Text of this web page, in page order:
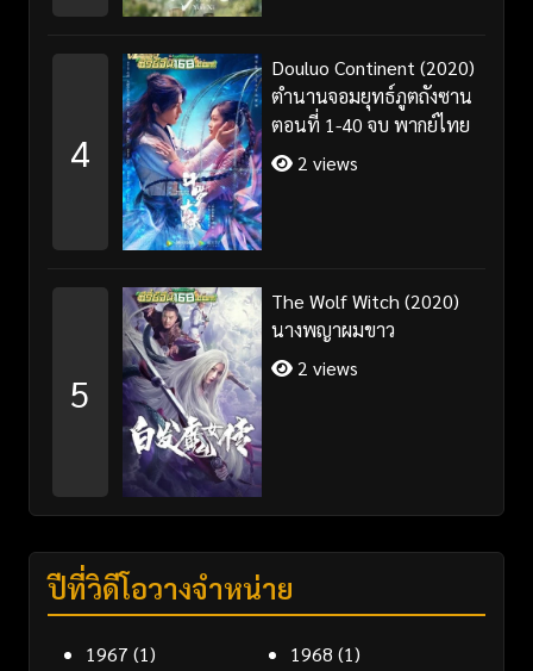
4
Douluo Continent (2020)
ตำนานจอมยุทธ์ภูตถังซาน
ตอนที่ 1-40 จบ พากย์ไทย
2 views
5
The Wolf Witch (2020)
นางพญาผมขาว
2 views
ปีที่วิดีโอวางจำหน่าย
1967 (1) 1968 (1)